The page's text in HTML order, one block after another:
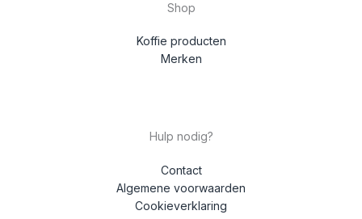
Shop
Koffie producten
Merken
Hulp nodig?
Contact
Algemene voorwaarden
Cookieverklaring